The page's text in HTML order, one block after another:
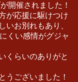
開催されました！
が応援に駆けつけ
いお別れもあり、
くい感情がグジャ
くらいのありがと
うございました！